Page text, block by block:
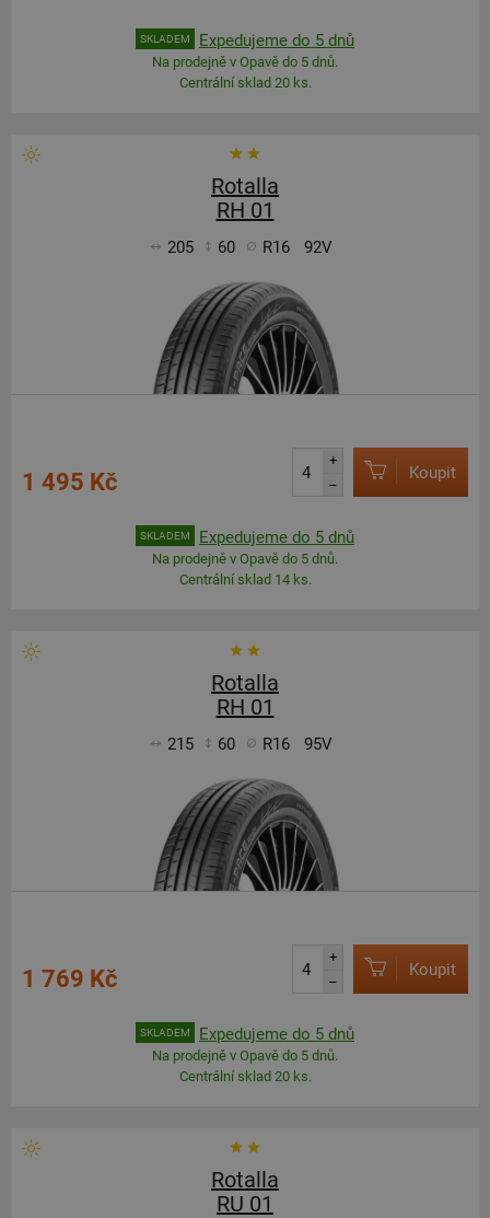
SKLADEM Expedujeme do 5 dnů
Na prodejně v Opavě do 5 dnů.
Centrální sklad 20 ks.
Rotalla
RH 01
205 60 R16 92V
1 495 Kč
+
–
Koupit
SKLADEM Expedujeme do 5 dnů
Na prodejně v Opavě do 5 dnů.
Centrální sklad 14 ks.
Rotalla
RH 01
215 60 R16 95V
1 769 Kč
+
–
Koupit
SKLADEM Expedujeme do 5 dnů
Na prodejně v Opavě do 5 dnů.
Centrální sklad 20 ks.
Rotalla
RU 01